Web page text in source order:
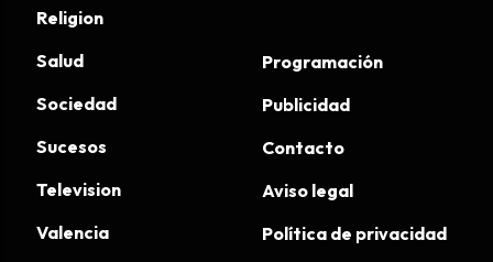
Religion
Salud
Sociedad
Sucesos
Television
Valencia
Programación
Publicidad
Contacto
Aviso legal
Política de privacidad